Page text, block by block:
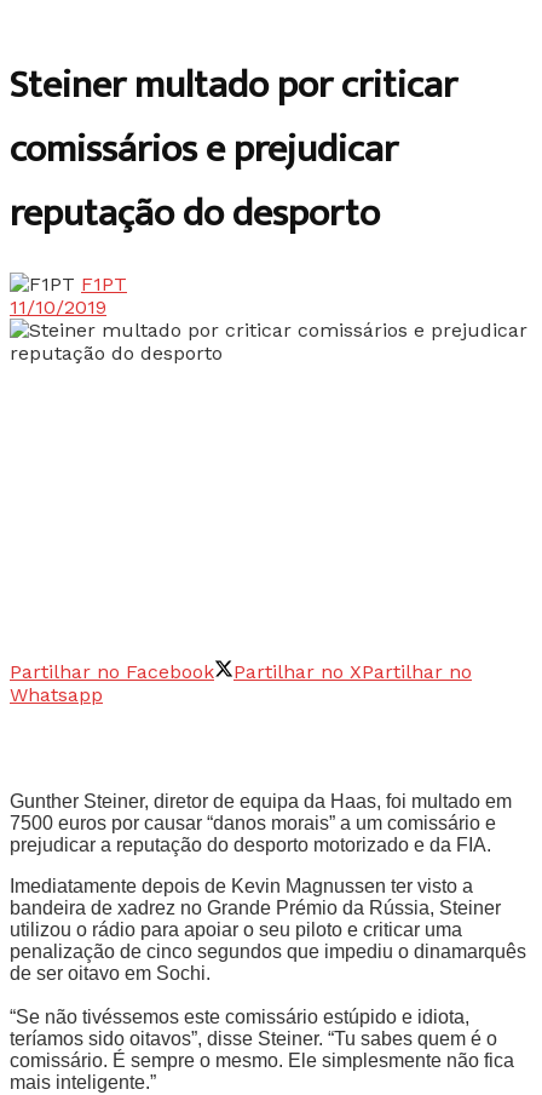
Steiner multado por criticar
comissários e prejudicar
reputação do desporto
F1PT
11/10/2019
Partilhar no Facebook Partilhar no XPartilhar no
Whatsapp
Gunther Steiner, diretor de equipa da Haas, foi multado em
7500 euros por causar “danos morais” a um comissário e
prejudicar a reputação do desporto motorizado e da FIA.
Imediatamente depois de Kevin Magnussen ter visto a
bandeira de xadrez no Grande Prémio da Rússia, Steiner
utilizou o rádio para apoiar o seu piloto e criticar uma
penalização de cinco segundos que impediu o dinamarquês
de ser oitavo em Sochi.
“Se não tivéssemos este comissário estúpido e idiota,
teríamos sido oitavos”, disse Steiner. “Tu sabes quem é o
comissário. É sempre o mesmo. Ele simplesmente não fica
mais inteligente.”